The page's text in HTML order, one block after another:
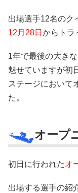
出場選手12名のク
12月28日 からトラ
1年で最後の大き
魅せていますが初
ステージにおいて
た。
オープ
初日に行われたオ
出場する選手の紹